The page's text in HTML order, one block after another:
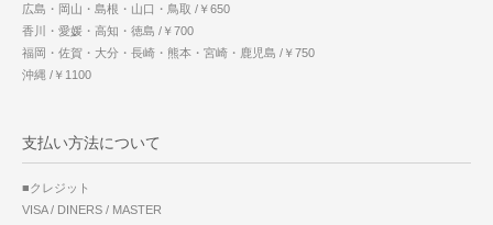
広島・岡山・島根・山口・鳥取 /￥650
香川・愛媛・高知・徳島 /￥700
福岡・佐賀・大分・長崎・熊本・宮崎・鹿児島 /￥750
沖縄 /￥1100
支払い方法について
■クレジット
VISA / DINERS / MASTER